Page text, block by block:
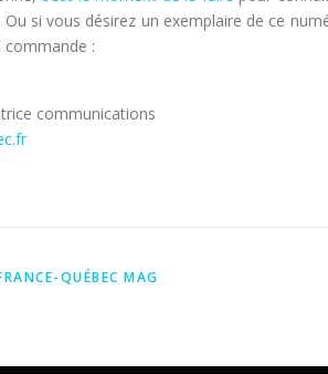
si vous désirez un exemplaire de ce
commande :
communications
QUÉBEC MAG